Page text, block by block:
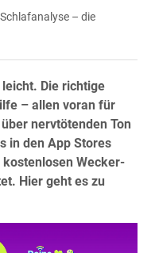
– die
Die richtige
– allen voran für
nervtötenden Ton
in den App Stores
Wecker-
Hier geht es zu